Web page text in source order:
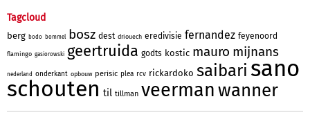
Tagcloud
berg bodo bommel bosz dest driouech eredivisie fernandez feyenoord
flamingo gasiorowski geertruida godts kostic mauro mijnans
nederland onderkant opbouw perisic plea rcv rickardoko saibari sano
schouten til tillman veermanwanner